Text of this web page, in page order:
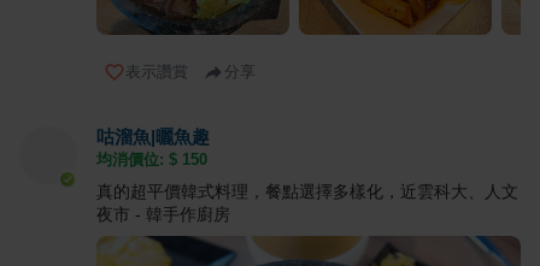
表示讚賞 分享
咕溜魚|曬魚趣
均消價位: $ 150
真的超平價韓式料理，餐點選擇多樣化，近雲科大、人文
夜市 - 韓手作廚房